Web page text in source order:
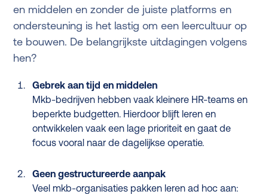
en middelen en zonder de juiste platforms en
ondersteuning is het lastig om een leercultuur op
te bouwen. De belangrijkste uitdagingen volgens
hen?
Gebrek aan tijd en middelen
Mkb-bedrijven hebben vaak kleinere HR-teams en
beperkte budgetten. Hierdoor blijft leren en
ontwikkelen vaak een lage prioriteit en gaat de
focus vooral naar de dagelijkse operatie.
Geen gestructureerde aanpak
Veel mkb-organisaties pakken leren ad hoc aan: